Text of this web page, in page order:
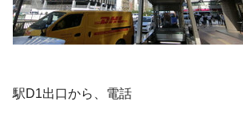
駅D1出口から、電話